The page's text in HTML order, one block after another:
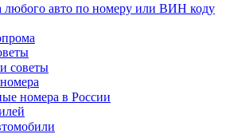
любого авто по номеру или ВИН коду
советы
номера в России